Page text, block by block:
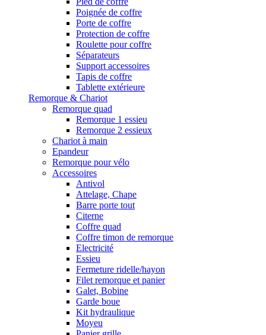
Poignée de coffre
Porte de coffre
Protection de coffre
Roulette pour coffre
Séparateurs
Support accessoires
Tapis de coffre
Tablette extérieure
Remorque & Chariot
Remorque quad
Remorque 1 essieu
Remorque 2 essieux
Chariot à main
Epandeur
Remorque pour vélo
Accessoires
Antivol
Attelage, Chape
Barre porte tout
Citerne
Coffre quad
Coffre timon de remorque
Electricité
Essieu
Fermeture ridelle/hayon
Filet remorque et panier
Galet, Bobine
Garde boue
Kit hydraulique
Moyeu